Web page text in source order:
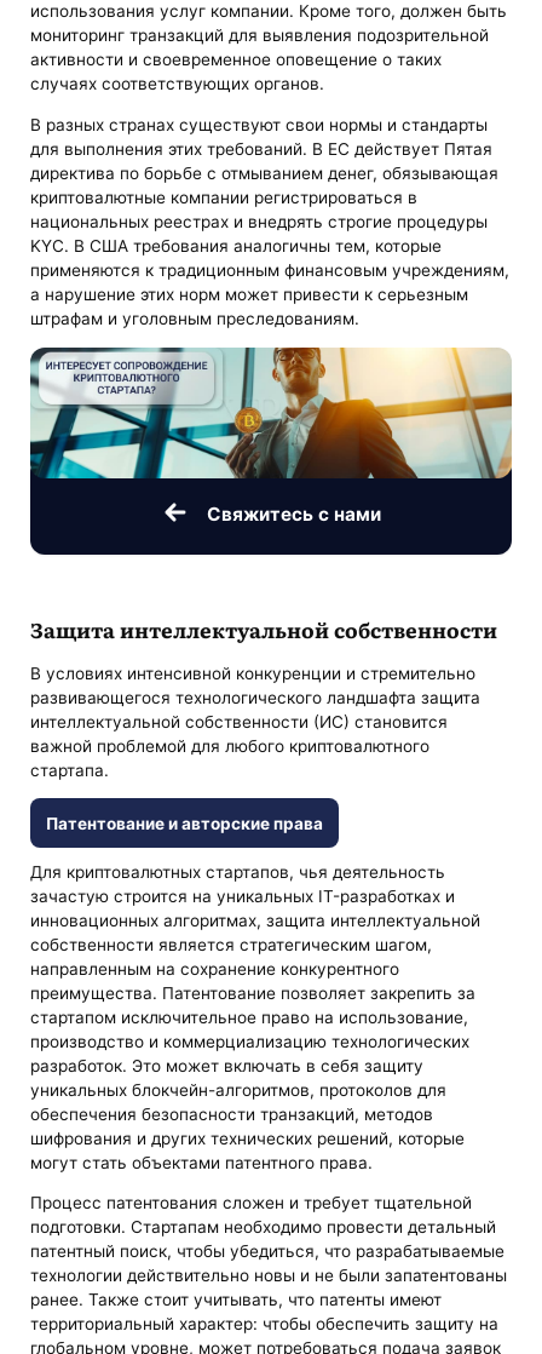
использования услуг компании. Кроме того, должен быть
мониторинг транзакций для выявления подозрительной
активности и своевременное оповещение о таких
случаях соответствующих органов.
В разных странах существуют свои нормы и стандарты
для выполнения этих требований. В ЕС действует Пятая
директива по борьбе с отмыванием денег, обязывающая
криптовалютные компании регистрироваться в
национальных реестрах и внедрять строгие процедуры
KYC. В США требования аналогичны тем, которые
применяются к традиционным финансовым учреждениям,
а нарушение этих норм может привести к серьезным
штрафам и уголовным преследованиям.
Свяжитесь с нами
Защита интеллектуальной собственности
В условиях интенсивной конкуренции и стремительно
развивающегося технологического ландшафта защита
интеллектуальной собственности (ИС) становится
важной проблемой для любого криптовалютного
стартапа.
Патентование и авторские права
Для криптовалютных стартапов, чья деятельность
зачастую строится на уникальных IT-разработках и
инновационных алгоритмах, защита интеллектуальной
собственности является стратегическим шагом,
направленным на сохранение конкурентного
преимущества. Патентование позволяет закрепить за
стартапом исключительное право на использование,
производство и коммерциализацию технологических
разработок. Это может включать в себя защиту
уникальных блокчейн-алгоритмов, протоколов для
обеспечения безопасности транзакций, методов
шифрования и других технических решений, которые
могут стать объектами патентного права.
Процесс патентования сложен и требует тщательной
подготовки. Стартапам необходимо провести детальный
патентный поиск, чтобы убедиться, что разрабатываемые
технологии действительно новы и не были запатентованы
ранее. Также стоит учитывать, что патенты имеют
территориальный характер: чтобы обеспечить защиту на
глобальном уровне, может потребоваться подача заявок